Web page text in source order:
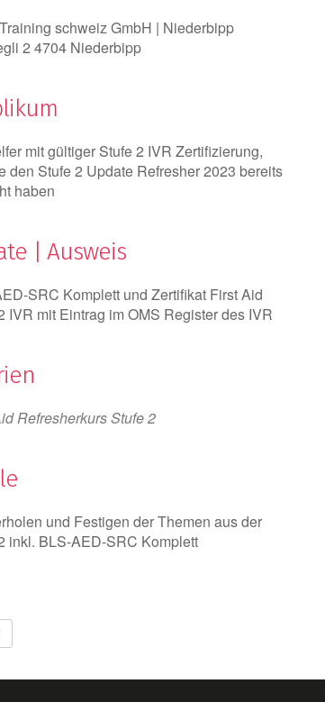
schweiz GmbH | Niederbipp
2 4704 Niederbipp
mit gültiger Stufe 2 IVR Zertifizierung,
den Stufe 2 Update Refresher 2023 bereits
haben
| Ausweis
SRC Komplett und Zertifikat First Aid
IVR mit Eintrag im OMS Register des IVR
Refresherkurs Stufe 2
und Festigen der Themen aus der
inkl. BLS-AED-SRC Komplett